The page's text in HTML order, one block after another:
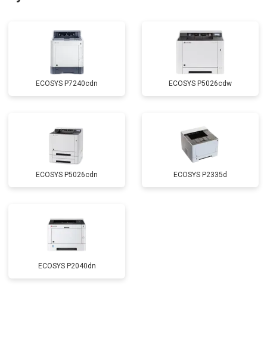
ECOSYS P7240cdn ECOSYS P5026cdw
ECOSYS P5026cdn ECOSYS P2335d
ECOSYS P2040dn